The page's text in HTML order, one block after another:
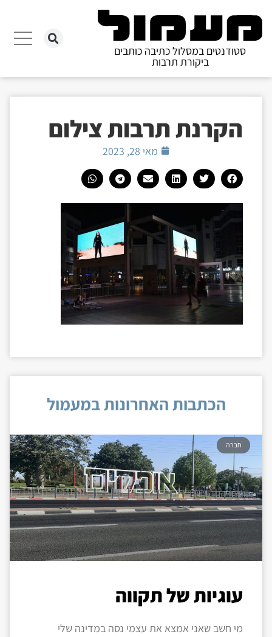
סטודנטים במסלול כתיבה כותבים
ביקורת תרבות
הקרנת תרבות צילום
מאי 28, 2023
הכתבות האחרונות במעמול
חברה
עוגיות של תקווה
מי חשב שאני אמצא את עצמי נסה במדינה שלי